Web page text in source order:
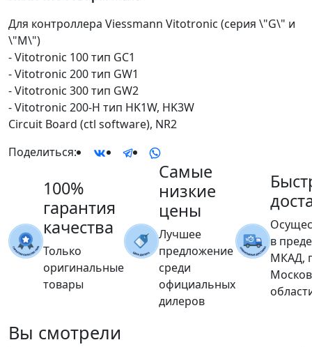
Для контроллера Viessmann Vitotronic (серия \"G\" и
\"M\")
- Vitotronic 100 тип GC1
- Vitotronic 200 тип GW1
- Vitotronic 300 тип GW2
- Vitotronic 200-H тип HK1W, HK3W
Circuit Board (ctl software), NR2
Поделиться:
100%
гарантия
качества
Только
оригинальные
товары
Самые
низкие
цены
Лучшее
предложение
среди
официальных
дилеров
в
МКАД,
Вы смотрели